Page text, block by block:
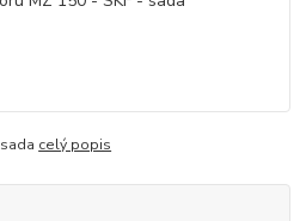
celý popis